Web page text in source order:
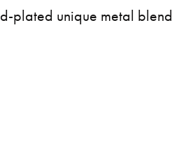
plated unique metal blend